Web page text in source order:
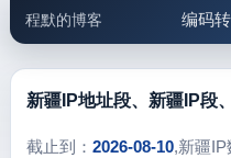
程默的博客 编码
邮件工具 生活
5.1支
新疆IP地址段、新疆IP段
截止到： 2026-08-10,新疆IP